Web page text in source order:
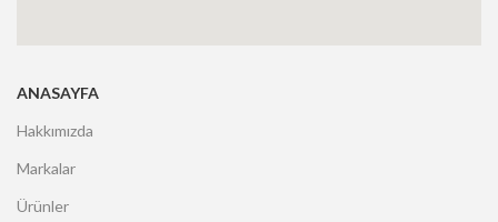
ANASAYFA
Hakkımızda
Markalar
Ürünler